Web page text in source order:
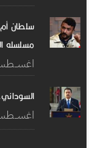
سلطان
مسلسله
07 اغســطس.2026
07 اغســطس.2026